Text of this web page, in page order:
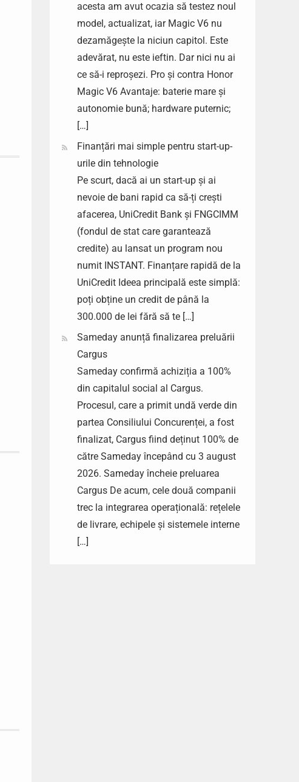
acesta am avut ocazia să testez noul
model, actualizat, iar Magic V6 nu
dezamăgește la niciun capitol. Este
adevărat, nu este ieftin. Dar nici nu ai
ce să-i reproșezi. Pro și contra Honor
Magic V6 Avantaje: baterie mare și
autonomie bună; hardware puternic;
[…]
Finanțări mai simple pentru start-up-
urile din tehnologie
Pe scurt, dacă ai un start-up și ai
nevoie de bani rapid ca să-ți crești
afacerea, UniCredit Bank și FNGCIMM
(fondul de stat care garantează
credite) au lansat un program nou
numit INSTANT. Finanțare rapidă de la
UniCredit Ideea principală este simplă:
poți obține un credit de până la
300.000 de lei fără să te […]
Sameday anunță finalizarea preluării
Cargus
Sameday confirmă achiziția a 100%
din capitalul social al Cargus.
Procesul, care a primit undă verde din
partea Consiliului Concurenței, a fost
finalizat, Cargus fiind deținut 100% de
către Sameday începând cu 3 august
2026. Sameday încheie preluarea
Cargus De acum, cele două companii
trec la integrarea operațională: rețelele
de livrare, echipele și sistemele interne
[…]